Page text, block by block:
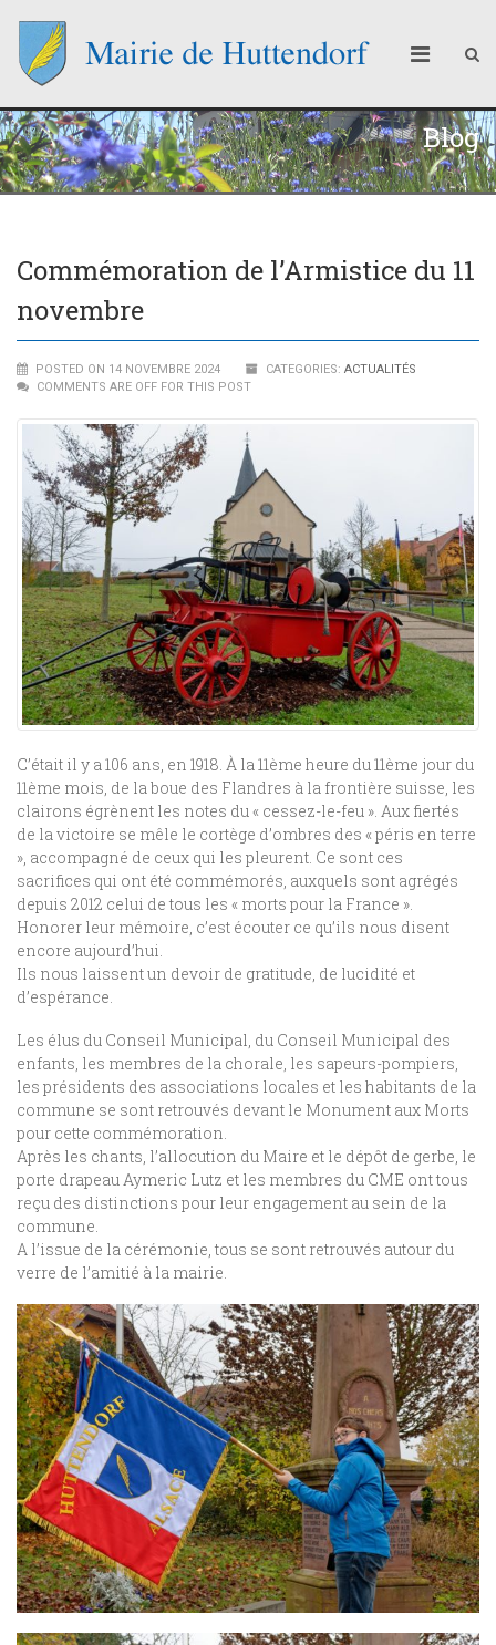
Blog
Commémoration de l’Armistice du 11
novembre
POSTED ON 14 NOVEMBRE 2024 CATEGORIES: ACTUALITÉS
COMMENTS ARE OFF FOR THIS POST
C’était il y a 106 ans, en 1918. À la 11ème heure du 11ème jour du
11ème mois, de la boue des Flandres à la frontière suisse, les
clairons égrènent les notes du « cessez-le-feu ». Aux fiertés
de la victoire se mêle le cortège d’ombres des « péris en terre
», accompagné de ceux qui les pleurent. Ce sont ces
sacrifices qui ont été commémorés, auxquels sont agrégés
depuis 2012 celui de tous les « morts pour la France ».
Honorer leur mémoire, c’est écouter ce qu’ils nous disent
encore aujourd’hui.
Ils nous laissent un devoir de gratitude, de lucidité et
d’espérance.
Les élus du Conseil Municipal, du Conseil Municipal des
enfants, les membres de la chorale, les sapeurs-pompiers,
les présidents des associations locales et les habitants de la
commune se sont retrouvés devant le Monument aux Morts
pour cette commémoration.
Après les chants, l’allocution du Maire et le dépôt de gerbe, le
porte drapeau Aymeric Lutz et les membres du CME ont tous
reçu des distinctions pour leur engagement au sein de la
commune.
A l’issue de la cérémonie, tous se sont retrouvés autour du
verre de l’amitié à la mairie.